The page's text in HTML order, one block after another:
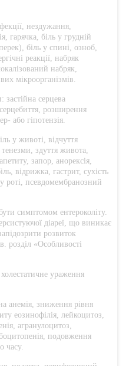
нездужання,
гарячка, біль у грудній
біль у спині, озноб,
реакції, набряк
набряк,
мікроорганізмів.
застійна серцева
серцебиття, розширення
або гіпотензія.
у животі, відчуття
здуття живота,
запор, анорексія,
відрижка, гастрит, сухість
роті, псевдомембранозний
симптомом ентероколіту.
діареї, що виникає
розвиток
розділ «Особливості
ураження
анемія, зниження рівня
еозинофілія, лейкоцитоз,
агранулоцитоз,
подовження
часу.